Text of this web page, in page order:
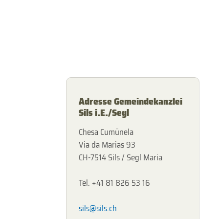
Adresse Gemeindekanzlei
Sils i.E./Segl
Chesa Cumünela
Via da Marias 93
CH-7514 Sils / Segl Maria
Tel. +41 81 826 53 16
sils@sils.ch